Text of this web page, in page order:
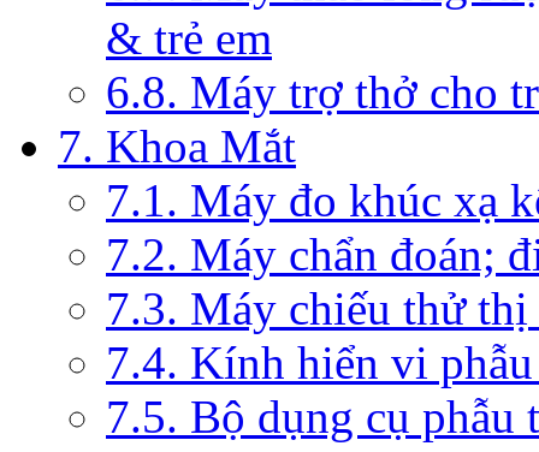
& trẻ em
6.8. Máy trợ thở cho
7. Khoa Mắt
7.1. Máy đo khúc xạ
7.2. Máy chẩn đoán;
7.3. Máy chiếu thử
7.4. Kính hiển vi
7.5. Bộ dụng cụ phẫu